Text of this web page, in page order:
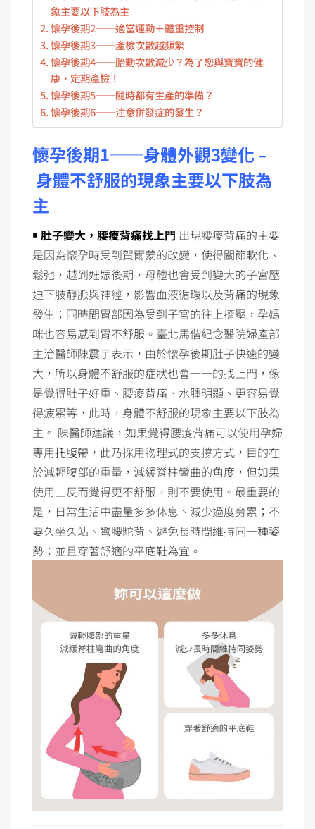
象主要以下肢為主
懷孕後期2──適當運動＋體重控制
懷孕後期3──產檢次數越頻繁
懷孕後期4──胎動次數減少？為了您與寶寶的健
康，定期產檢！
懷孕後期5──隨時都有生產的準備？
懷孕後期6──注意併發症的發生？
懷孕後期1──身體外觀3變化 –
身體不舒服的現象主要以下肢為
主
￭ 肚子變大，腰痠背痛找上門 出現腰痠背痛的主要
是因為懷孕時受到賀爾蒙的改變，使得關節軟化、
鬆弛，越到妊娠後期，母體也會受到變大的子宮壓
迫下肢靜脈與神經，影響血液循環以及背痛的現象
發生；同時間胃部因為受到子宮的往上擠壓，孕媽
咪也容易感到胃不舒服。臺北馬偕紀念醫院婦產部
主治醫師陳震宇表示，由於懷孕後期肚子快速的變
大，所以身體不舒服的症狀也會一一的找上門，像
是覺得肚子好重、腰痠背痛、水腫明顯、更容易覺
得疲累等，此時，身體不舒服的現象主要以下肢為
主。 陳醫師建議，如果覺得腰痠背痛可以使用孕婦
專用托腹帶 ，此乃採用物理式的支撐方式，目的在
於減輕腹部的重量，減緩脊柱彎曲的角度，但如果
使用上反而覺得更不舒服，則不要使用。最重要的
是，日常生活中盡量多多休息、減少過度勞累；不
要久坐久站、彎腰駝背、避免長時間維持同一種姿
勢；並且穿著舒適的平底鞋為宜。